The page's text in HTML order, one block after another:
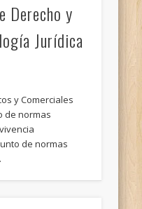
Derecho y
Jurídica
y Comerciales
de normas
de normas